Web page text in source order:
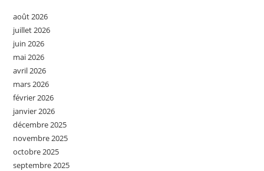
août 2026
juillet 2026
juin 2026
mai 2026
avril 2026
mars 2026
février 2026
janvier 2026
décembre 2025
novembre 2025
octobre 2025
septembre 2025